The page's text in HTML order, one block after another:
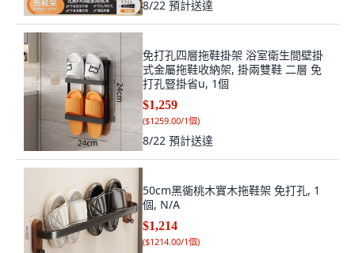
8/22 預計送達
免打孔四層拖鞋掛架 浴室衛生間壁掛
式金屬拖鞋收納架, 掛兩雙鞋 二層 免
打孔豎掛省u, 1個
$1,259
($1259.00/1個)
8/22 預計送達
50cm黑衚桃木實木拖鞋架 免打孔, 1
個, N/A
$1,214
($1214.00/1個)